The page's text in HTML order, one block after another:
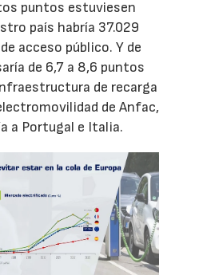
puntos estuviesen
país habría 37.029
acceso público. Y de
de 6,7 a 8,6 puntos
de recarga
de Anfac,
a Portugal e Italia.